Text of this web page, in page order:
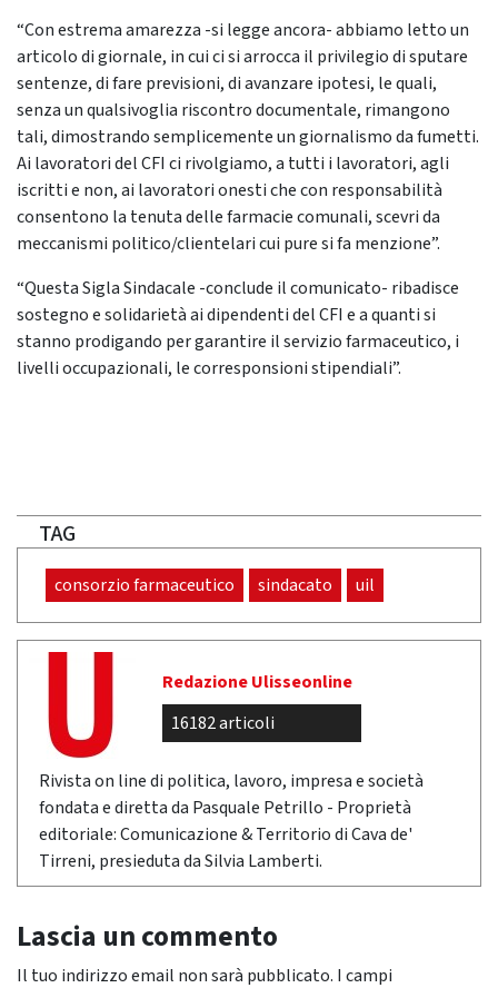
“Con estrema amarezza -si legge ancora- abbiamo letto un
articolo di giornale, in cui ci si arrocca il privilegio di sputare
sentenze, di fare previsioni, di avanzare ipotesi, le quali,
senza un qualsivoglia riscontro documentale, rimangono
tali, dimostrando semplicemente un giornalismo da fumetti.
Ai lavoratori del CFI ci rivolgiamo, a tutti i lavoratori, agli
iscritti e non, ai lavoratori onesti che con responsabilità
consentono la tenuta delle farmacie comunali, scevri da
meccanismi politico/clientelari cui pure si fa menzione”.
“Questa Sigla Sindacale -conclude il comunicato- ribadisce
sostegno e solidarietà ai dipendenti del CFI e a quanti si
stanno prodigando per garantire il servizio farmaceutico, i
livelli occupazionali, le corresponsioni stipendiali”.
TAG
consorzio farmaceutico sindacato uil
Redazione Ulisseonline
16182 articoli
Rivista on line di politica, lavoro, impresa e società
fondata e diretta da Pasquale Petrillo - Proprietà
editoriale: Comunicazione & Territorio di Cava de'
Tirreni, presieduta da Silvia Lamberti.
Lascia un commento
Il tuo indirizzo email non sarà pubblicato. I campi